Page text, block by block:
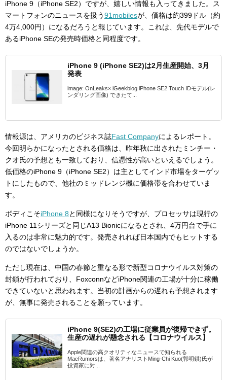
iPhone 9（iPhone SE2）ですが、嬉しい情報も入ってきました。ス
マートフォンのニュースを扱う91mobilesが、価格は約399ドル（約
4万4,000円）になるだろうと報じています。これは、先代モデルで
あるiPhone SEの発売時価格と同程度です。
iPhone 9 (iPhone SE2)は2月生産開始、3月
発表
image: OnLeaks× iGeekblog iPhone SE2 Touch IDモデル(レ
ンダリング画像) できたて...
情報源は、アメリカのビジネス誌Fast Companyによるレポート。
今回明らかになったとされる価格は、昨年秋に出されたミンチー・
クオ氏の予想とも一致しており、信憑性が高いといえるでしょう。
低価格のiPhone 9（iPhone SE2）は主としてインド市場をターゲッ
トにしたもので、他社のミッドレンジ機に価格帯を合わせていま
す。
ボディこそiPhone 8と同様になりそうですが、プロセッサは現行の
iPhone 11シリーズと同じA13 Bionicになるとされ、4万円台で手に
入るのは非常に魅力的です。発売されれば日本国内でもヒットする
のではないでしょうか。
ただし現在は、中国の春節と重なる形で新型コロナウイルス対策の
封鎖が行われており、FoxconnなどiPhone関連の工場が十分に稼働
できていないと思われます。当初の計画からの遅れも予想されます
が、無事に発売されることを願っています。
iPhone 9(SE2)の工場に従業員が復帰できず。
生産の遅れが懸念される【コロナウイルス】
Apple関連の高クオリティなニュースで知られる
MacRumorsは、著名アナリストMing-Chi Kuo(郭明錤)氏が
投資家に対...